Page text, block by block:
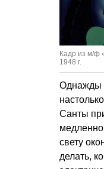
Кадр из м/ф
1948 г.
Однажды
Санты
свету
делать,